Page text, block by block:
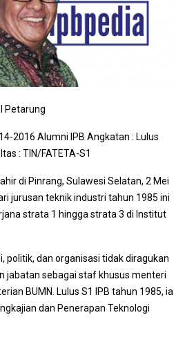
Petarung
2016 Alumni IPB Angkatan : Lulus
: TIN/FATETA-S1
di Pinrang, Sulawesi Selatan, 2 Mei
jurusan teknik industri tahun 1985 ini
strata 1 hingga strata 3 di Institut
politik, dan organisasi tidak diragukan
jabatan sebagai staf khusus menteri
BUMN. Lulus S1 IPB tahun 1985, ia
dan Penerapan Teknologi